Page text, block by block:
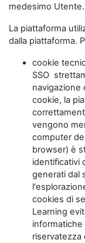
medesimo Utente.
La piattaforma
dalla piattaforma.
cookie
SSO
navigazione
cookie, la
vengono
computer
browser) è
identificativi
generati dal
cookies di
Learning
riservatezza